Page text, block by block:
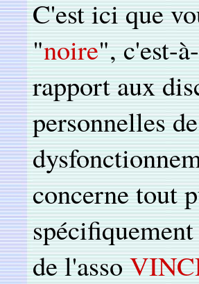
C'est ici que
"noire", c'est-
rapport aux
personnelles
concerne tout
de l'asso